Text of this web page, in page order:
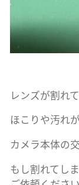
レンズが割れ
ほこりや汚れ
カメラ本体の
もし割れてし